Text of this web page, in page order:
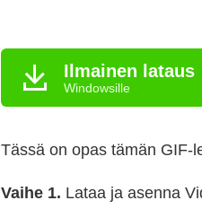
Ilmainen lataus
Windowsille
Tässä on opas tämän GIF-
Vaihe 1. Lataa ja asenna